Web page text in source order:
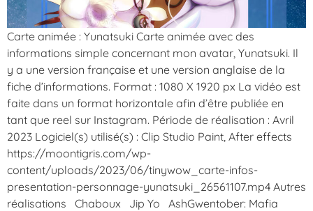
Carte animée : Yunatsuki Carte animée avec des
informations simple concernant mon avatar, Yunatsuki. Il
y a une version française et une version anglaise de la
fiche d’informations. Format : 1080 X 1920 px La vidéo est
faite dans un format horizontale afin d’être publiée en
tant que reel sur Instagram. Période de réalisation : Avril
2023 Logiciel(s) utilisé(s) : Clip Studio Paint, After effects
https://moontigris.com/wp-
content/uploads/2023/06/tinywow_carte-infos-
presentation-personnage-yunatsuki_26561107.mp4 Autres
réalisations Chaboux Jip Yo AshGwentober: Mafia